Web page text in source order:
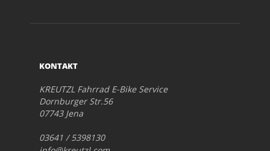
KONTAKT
KREUTZL Fahrrad E-Bike Service
Dornburger Str.56
07743 Jena
03641 / 5398130